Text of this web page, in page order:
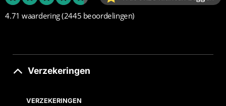
4.71 waardering(2445 beoordelingen)
Verzekeringen
VERZEKERINGEN